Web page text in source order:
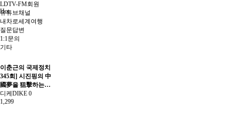
LDTV-FM회원
유튜브채널
내차로세계여행
질문답변
1:1문의
기타
Hot
이춘근의 국제정치
345회] 시진핑의 中
國夢을 狙擊하는…
디케DIKE 0
1,299